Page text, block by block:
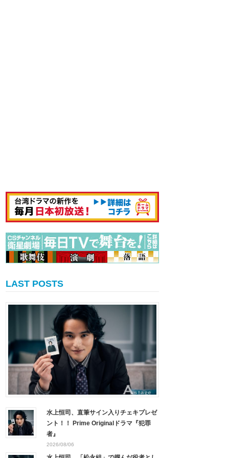
LAST POSTS
水上恒司、直筆サイン入りチェキプレゼ
ント！！ Prime Originalドラマ『犯罪
者』
2026/08/06